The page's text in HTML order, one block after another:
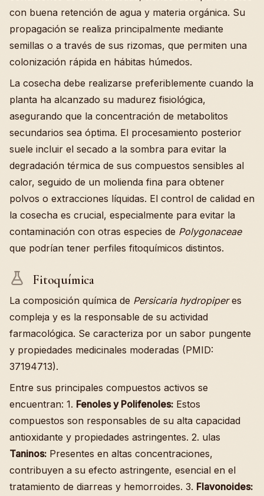
con buena retención de agua y materia orgánica. Su
propagación se realiza principalmente mediante
semillas o a través de sus rizomas, que permiten una
colonización rápida en hábitas húmedos.
La cosecha debe realizarse preferiblemente cuando la
planta ha alcanzado su madurez fisiológica,
asegurando que la concentración de metabolitos
secundarios sea óptima. El procesamiento posterior
suele incluir el secado a la sombra para evitar la
degradación térmica de sus compuestos sensibles al
calor, seguido de un molienda fina para obtener
polvos o extracciones líquidas. El control de calidad en
la cosecha es crucial, especialmente para evitar la
contaminación con otras especies de Polygonaceae
que podrían tener perfiles fitoquímicos distintos.
Fitoquímica
La composición química de Persicaria hydropiperes
compleja y es la responsable de su actividad
farmacológica. Se caracteriza por un sabor pungente
y propiedades medicinales moderadas (PMID:
37194713).
Entre sus principales compuestos activos se
encuentran: 1. Fenoles y Polifenoles: Estos
compuestos son responsables de su alta capacidad
antioxidante y propiedades astringentes. 2. ulas
Taninos: Presentes en altas concentraciones,
contribuyen a su efecto astringente, esencial en el
tratamiento de diarreas y hemorroides. 3. Flavonoides: